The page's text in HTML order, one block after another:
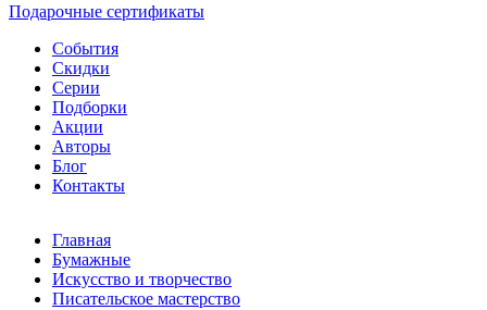
Подарочные сертификаты
События
Скидки
Серии
Подборки
Акции
Авторы
Блог
Контакты
Главная
Бумажные
Искусство и творчество
Писательское мастерство